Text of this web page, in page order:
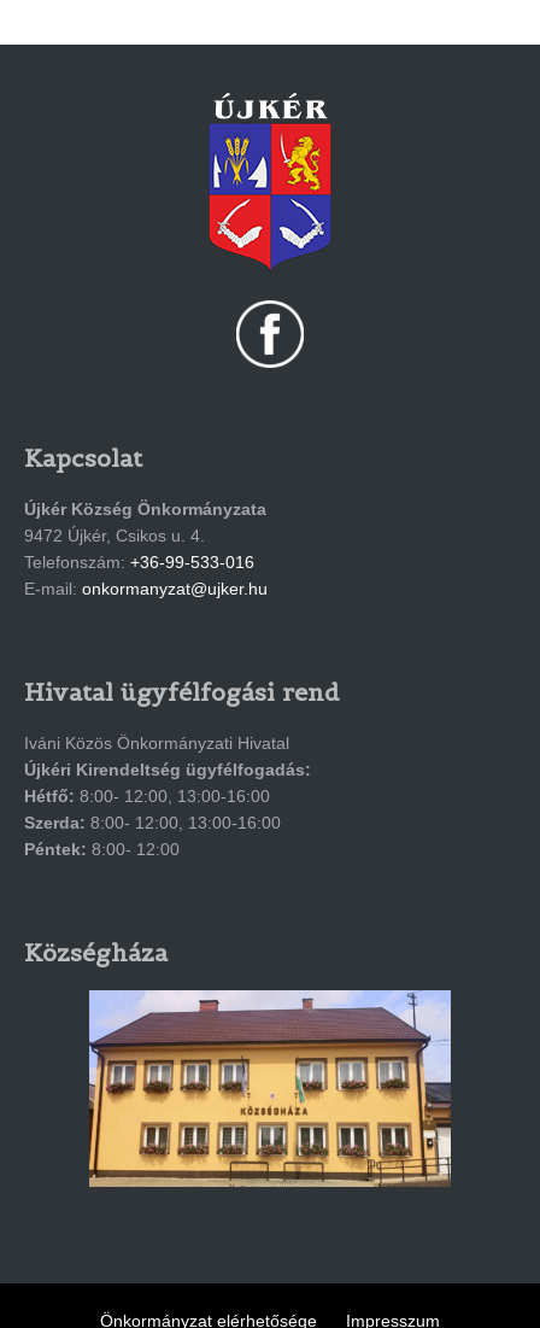
Kapcsolat
Újkér Község Önkormányzata
9472 Újkér, Csikos u. 4.
Telefonszám: +36-99-533-016
E-mail: onkormanyzat@ujker.hu
Hivatal ügyfélfogási rend
Iváni Közös Önkormányzati Hivatal
Újkéri Kirendeltség ügyfélfogadás:
Hétfő: 8:00- 12:00, 13:00-16:00
Szerda: 8:00- 12:00, 13:00-16:00
Péntek: 8:00- 12:00
Községháza
Önkormányzat elérhetősége Impresszum